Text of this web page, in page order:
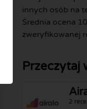
innych osób na
Średnia ocena
zweryfikowanej
Przeczytaj
2